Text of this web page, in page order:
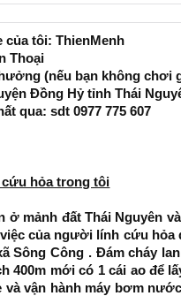
của tôi: ThienMenh
Thoại
(nếu bạn không chơi
Đồng Hỷ tỉnh Thái
qua: sdt 0977 775 607
hỏa trong tôi
ở mảnh đất Thái Nguyên
của người lính cứu hỏa
Sông Công . Đám cháy
400m mới có 1 cái ao để
vận hành máy bơm